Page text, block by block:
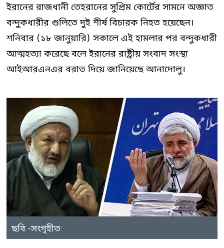
ইরানের রাজধানী তেহরানের সুপ্রিম কোর্টের সামনে অজ্ঞাত
বন্দুকধারীর গুলিতে দুই শীর্ষ বিচারক নিহত হয়েছেন।
শনিবার (১৮ জানুয়ারি) সকালে এই হামলার পর বন্দুকধারী
আত্মহত্যা করেছে বলে ইরানের রাষ্ট্রীয় সংবাদ সংস্থা
আইআরএনএর বরাত দিয়ে জানিয়েছে আনাদোলু।
ছবি -সংগৃহীত